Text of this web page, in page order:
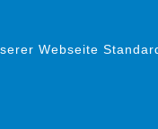
Webseite